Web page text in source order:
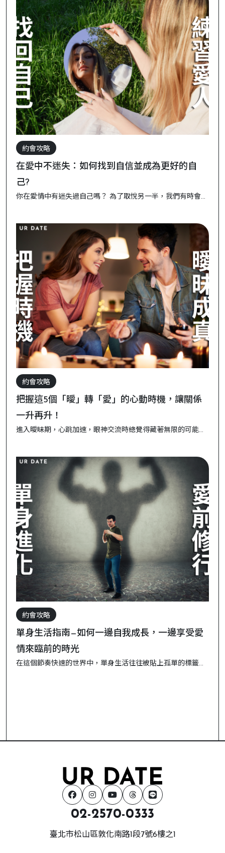
約會攻略
在愛中不迷失：如何找到自信並成為更好的自
己?
你在愛情中有迷失過自己嗎？ 為了取悅另一半，我們有時會不
章將告訴你如何在感情中找到自信，平衡自我成長與愛情。
一、了解自信與愛情的關係 自信不是來自外在的讚美，而是來
自內心的自我認可...
約會攻略
把握這5個「曖」轉「愛」的心動時機，讓關係
一升再升！
進入曖昧期，心跳加速，眼神交流時總覺得藏著無限的可能！
機，讓兩人之間的關係持續升溫，給彼此一個更明確的未來
吧！ 1. 當彼此分享生活小事，彼此更懂彼此的時候 ❤️ 曖昧期
中，隨口一提「今天遇...
約會攻略
單身生活指南—如何一邊自我成長，一邊享受愛
情來臨前的時光
在這個節奏快速的世界中，單身生活往往被貼上孤單的標籤，
02-2570-0333
臺北市松山區敦化南路1段7號6樓之1